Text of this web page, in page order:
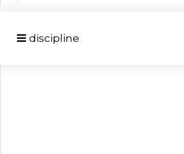
discipline